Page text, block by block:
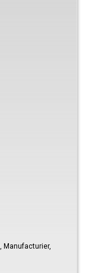
Manufacturier,